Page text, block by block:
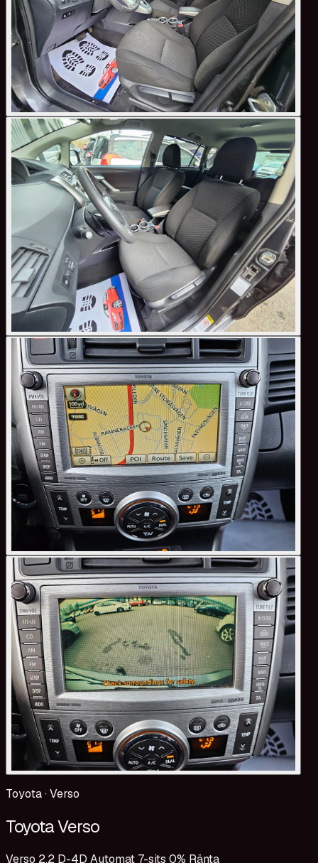
Toyota·Verso
Toyota Verso
Verso 2.2 D-4D Automat 7-sits 0% Ränta